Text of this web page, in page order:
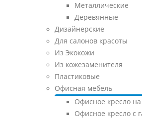
Металлические
Деревянные
Дизайнерские
Для салонов красоты
Из Экокожи
Из кожезаменителя
Пластиковые
Офисная мебель
Офисное кресло на
Офисное кресло с